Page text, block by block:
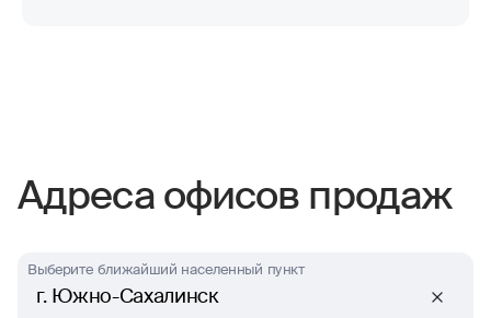
Адреса офисов продаж
г. Южно-Сахалинск
Выберите ближайший населенный пункт